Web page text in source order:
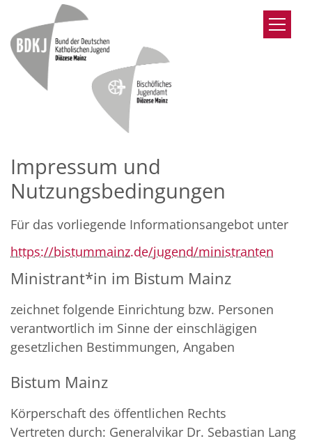
Zum Inhalt springen
Impressum und
Nutzungsbedingungen
Für das vorliegende Informationsangebot unter
https://bistummainz.de/jugend/ministranten
Ministrant*in im Bistum Mainz
zeichnet folgende Einrichtung bzw. Personen
verantwortlich im Sinne der einschlägigen
gesetzlichen Bestimmungen, Angaben
Bistum Mainz
Körperschaft des öffentlichen Rechts
Vertreten durch: Generalvikar Dr. Sebastian Lang